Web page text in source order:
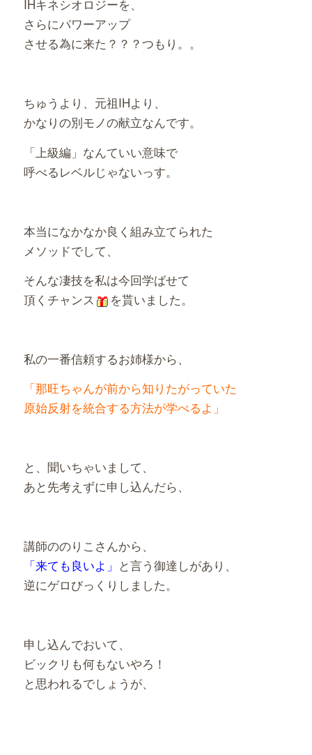
IHキネシオロジーを、
さらにパワーアップ
させる為に来た？？？つもり。。
ちゅうより、元祖IHより、
かなりの別モノの献立なんです。
「上級編」なんていい意味で
呼べるレベルじゃないっす。
本当になかなか良く組み立てられた
メソッドでして、
そんな凄技を私は今回学ばせて
頂くチャンス
を貰いました。
私の一番信頼するお姉様から、
「那旺ちゃんが前から知りたがっていた
原始反射を統合する方法が学べるよ」
と、聞いちゃいまして、
あと先考えずに申し込んだら、
講師ののりこさんから、
「来ても良いよ」 と言う御達しがあり、
逆にゲロびっくりしました。
申し込んでおいて、
ビックリも何もないやろ！
と思われるでしょうが、